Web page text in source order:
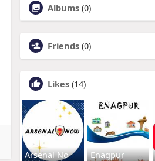
Albums (0)
Friends (0)
Likes (14)
Arsenal No Enagpur